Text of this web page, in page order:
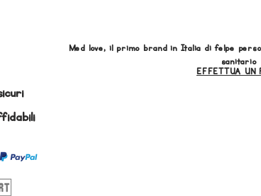
Med love, il primo brand in Italia di felpe
sanitario
EFFETTUA UN